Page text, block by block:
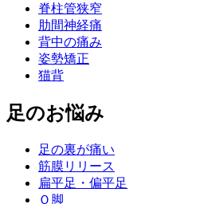
脊柱管狭窄
肋間神経痛
背中の痛み
姿勢矯正
猫背
足のお悩み
足の裏が痛い
筋膜リリース
扁平足・偏平足
Ｏ脚